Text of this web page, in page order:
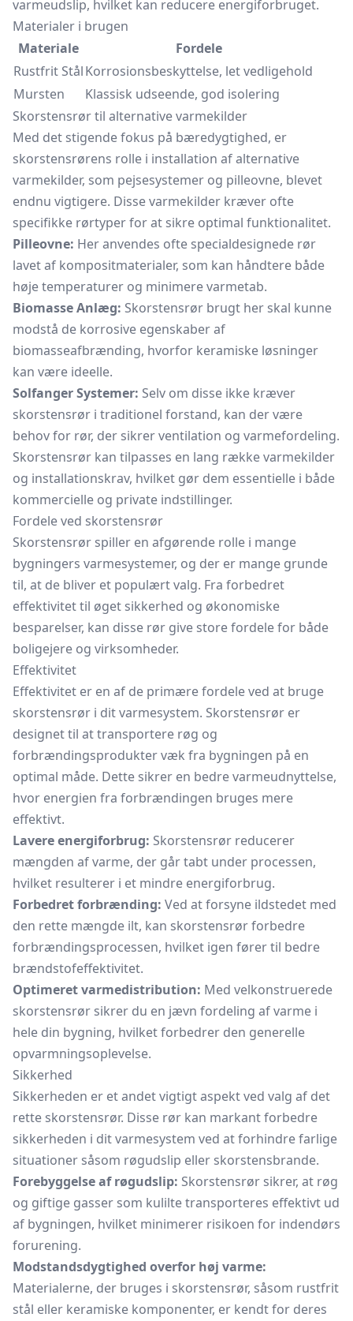
varmeudslip, hvilket kan reducere energiforbruget.
Materialer i brugen
Materiale
Fordele
Rustfrit StålKorrosionsbeskyttelse, let vedligehold
Mursten
Klassisk udseende, god isolering
Skorstensrør til alternative varmekilder
Med det stigende fokus på bæredygtighed, er
skorstensrørens rolle i installation af alternative
varmekilder, som pejsesystemer og pilleovne, blevet
endnu vigtigere. Disse varmekilder kræver ofte
specifikke rørtyper for at sikre optimal funktionalitet.
Pilleovne: Her anvendes ofte specialdesignede rør
lavet af kompositmaterialer, som kan håndtere både
høje temperaturer og minimere varmetab.
Biomasse Anlæg: Skorstensrør brugt her skal kunne
modstå de korrosive egenskaber af
biomasseafbrænding, hvorfor keramiske løsninger
kan være ideelle.
Solfanger Systemer: Selv om disse ikke kræver
skorstensrør i traditionel forstand, kan der være
behov for rør, der sikrer ventilation og varmefordeling.
Skorstensrør kan tilpasses en lang række varmekilder
og installationskrav, hvilket gør dem essentielle i både
kommercielle og private indstillinger.
Fordele ved skorstensrør
Skorstensrør spiller en afgørende rolle i mange
bygningers varmesystemer, og der er mange grunde
til, at de bliver et populært valg. Fra forbedret
effektivitet til øget sikkerhed og økonomiske
besparelser, kan disse rør give store fordele for både
boligejere og virksomheder.
Effektivitet
Effektivitet er en af de primære fordele ved at bruge
skorstensrør i dit varmesystem. Skorstensrør er
designet til at transportere røg og
forbrændingsprodukter væk fra bygningen på en
optimal måde. Dette sikrer en bedre varmeudnyttelse,
hvor energien fra forbrændingen bruges mere
effektivt.
Lavere energiforbrug: Skorstensrør reducerer
mængden af varme, der går tabt under processen,
hvilket resulterer i et mindre energiforbrug.
Forbedret forbrænding: Ved at forsyne ildstedet med
den rette mængde ilt, kan skorstensrør forbedre
forbrændingsprocessen, hvilket igen fører til bedre
brændstofeffektivitet.
Optimeret varmedistribution: Med velkonstruerede
skorstensrør sikrer du en jævn fordeling af varme i
hele din bygning, hvilket forbedrer den generelle
opvarmningsoplevelse.
Sikkerhed
Sikkerheden er et andet vigtigt aspekt ved valg af det
rette skorstensrør. Disse rør kan markant forbedre
sikkerheden i dit varmesystem ved at forhindre farlige
situationer såsom røgudslip eller skorstensbrande.
Forebyggelse af røgudslip: Skorstensrør sikrer, at røg
og giftige gasser som kulilte transporteres effektivt ud
af bygningen, hvilket minimerer risikoen for indendørs
forurening.
Modstandsdygtighed overfor høj varme:
Materialerne, der bruges i skorstensrør, såsom rustfrit
stål eller keramiske komponenter, er kendt for deres